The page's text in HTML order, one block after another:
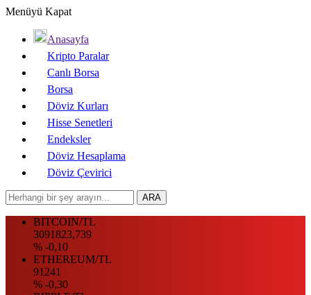
Menüyü Kapat
Anasayfa
Kripto Paralar
Canlı Borsa
Borsa
Döviz Kurları
Hisse Senetleri
Endeksler
Döviz Hesaplama
Döviz Çevirici
BITCOIN/TL
3091823,739
% -0,10
ETHEREUM/TL
91241
% -0,30